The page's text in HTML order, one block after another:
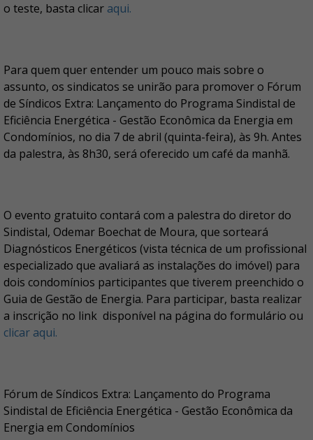
o teste, basta clicar aqui.
Para quem quer entender um pouco mais sobre o
assunto, os sindicatos se unirão para promover o Fórum
de Síndicos Extra: Lançamento do Programa Sindistal de
Eficiência Energética - Gestão Econômica da Energia em
Condomínios, no dia 7 de abril (quinta-feira), às 9h. Antes
da palestra, às 8h30, será oferecido um café da manhã.
O evento gratuito contará com a palestra do diretor do
Sindistal, Odemar Boechat de Moura, que sorteará
Diagnósticos Energéticos (vista técnica de um profissional
especializado que avaliará as instalações do imóvel) para
dois condomínios participantes que tiverem preenchido o
Guia de Gestão de Energia. Para participar, basta realizar
a inscrição no link disponível na página do formulário ou
clicar aqui.
Fórum de Síndicos Extra: Lançamento do Programa
Sindistal de Eficiência Energética - Gestão Econômica da
Energia em Condomínios